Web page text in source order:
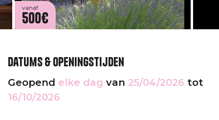
vanaf
500€
Datums & openingstijden
Geopend elke dag van 25/04/2026 tot
16/10/2026